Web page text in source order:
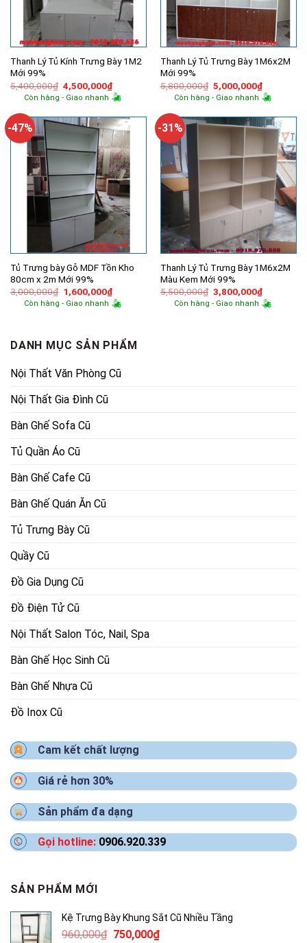
Thanh Lý Tủ Kính Trưng Bày 1M2
Mới 99%
5,400,000₫ Giá
gốc
là:
4,500,000₫Giá
hiện
tại
4,500,000₫.
Còn hàng - Giao nhanh
Thanh Lý Tủ Trưng Bày 1M6x2M
Mới 99%
5,800,000₫ Giá
gốc
là:
5,000,000₫Giá
hiện
tại
Còn hàng - Giao nhanh
-47%
Tủ Trưng bày Gỗ MDF Tồn Kho
80cm x 2m Mới 99%
3,000,000₫ Giá
gốc
là:
1,600,000₫Giá
hiện
tại
Còn hàng - Giao nhanh
-31%
Thanh Lý Tủ Trưng Bày 1M6x2M
Màu Kem Mới 99%
5,500,000₫ Giá
gốc
là:
3,800,000₫Giá
hiện
tại
Còn hàng - Giao nhanh
DANH MỤC SẢN PHẨM
Nội Thất Văn Phòng Cũ
Nội Thất Gia Đình Cũ
Bàn Ghế Sofa Cũ
Tủ Quần Áo Cũ
Bàn Ghế Cafe Cũ
Bàn Ghế Quán Ăn Cũ
Tủ Trưng Bày Cũ
Quầy Cũ
Đồ Gia Dụng Cũ
Đồ Điện Tử Cũ
Nội Thất Salon Tóc, Nail, Spa
Bàn Ghế Học Sinh Cũ
Bàn Ghế Nhựa Cũ
Đồ Inox Cũ
Cam kết chất lượng
Giá rẻ hơn 30%
Sản phẩm đa dạng
Gọi hotline: 0906.920.339
SẢN PHẨM MỚI
Kệ Trưng Bày Khung Sắt Cũ Nhiều Tầng
960,000₫ Giá
750,000₫Giá